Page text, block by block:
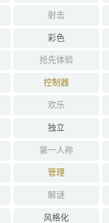
射击
彩色
抢先体验
控制器
欢乐
独立
第一人称
管理
解谜
风格化